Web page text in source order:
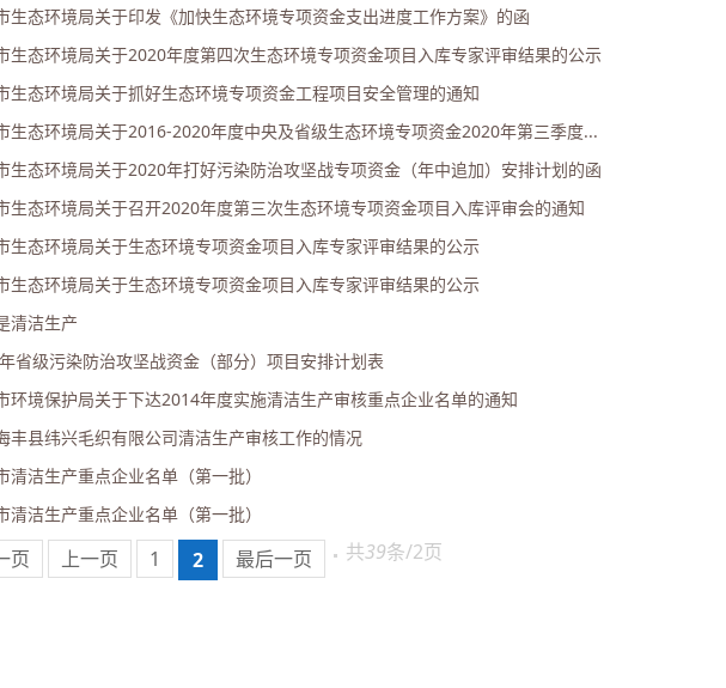
生态环境局关于印发《加快生态环境专项资金支出进度工作方案》的函
生态环境局关于2020年度第四次生态环境专项资金项目入库专家评审结果的公示
生态环境局关于抓好生态环境专项资金工程项目安全管理的通知
生态环境局关于2016-2020年度中央及省级生态环境专项资金2020年第三季度...
生态环境局关于2020年打好污染防治攻坚战专项资金（年中追加）安排计划的函
生态环境局关于召开2020年度第三次生态环境专项资金项目入库评审会的通知
生态环境局关于生态环境专项资金项目入库专家评审结果的公示
生态环境局关于生态环境专项资金项目入库专家评审结果的公示
清洁生产
省级污染防治攻坚战资金（部分）项目安排计划表
环境保护局关于下达2014年度实施清洁生产审核重点企业名单的通知
丰县纬兴毛织有限公司清洁生产审核工作的情况
清洁生产重点企业名单（第一批）
清洁生产重点企业名单（第一批）
页 上一页 1 2 最后一页 共39条/2页